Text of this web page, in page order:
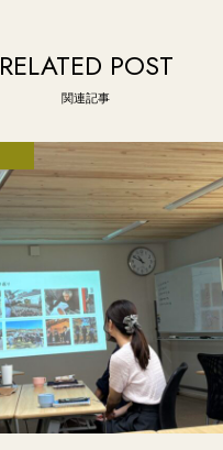
RELATED POST
関連記事